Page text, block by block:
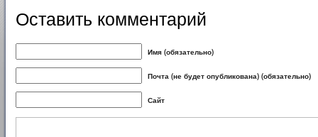
Оставить комментарий
Имя (обязательно)
Почта (не будет опубликована) (обязательно)
Сайт